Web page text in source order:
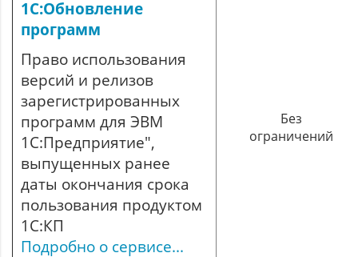
1С:Обновление
программ
Право использования
версий и релизов
зарегистрированных
программ для ЭВМ
1С:Предприятие",
выпущенных ранее
даты окончания срока
пользования продуктом
1С:КП
Подробно о сервисе...
Без
ограничений